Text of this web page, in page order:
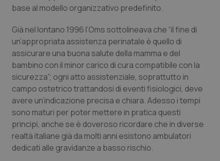
Quotidiano Cardiologia
Quotidiano Chirurgia
Quotidiano Oncologia
Quotidiano Pediatria
Rene & patologie urogenitali
Salute orale & impianti
base al modello organizzativo predefinito.
Già nel lontano 1996 l’Oms sottolineava che “il fine di
un’appropriata assistenza perinatale è quello di
assicurare una buona salute della mamma e del
bambino con il minor carico di cura compatibile con la
sicurezza”; ogni atto assistenziale, soprattutto in
campo ostetrico trattandosi di eventi fisiologici, deve
avere un’indicazione precisa e chiara. Adesso i tempi
sono maturi per poter mettere in pratica questi
principi, anche se è doveroso ricordare che in diverse
realtà italiane già da molti anni esistono ambulatori
dedicati alle gravidanze a basso rischio.